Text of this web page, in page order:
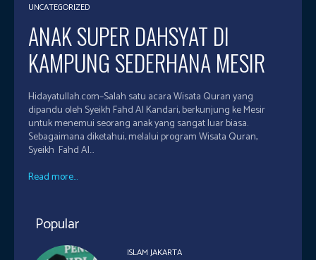
UNCATEGORIZED
ANAK SUPER DAHSYAT DI
KAMPUNG SEDERHANA MESIR
Hidayatullah.com–Salah satu acara Wisata Quran yang
dipandu oleh Syeikh Fahd Al Kandari, berkunjung ke Mesir
untuk menemui seorang anak yang sangat luar biasa.
Sebagaimana diketahui, melalui program Wisata Quran,
Syeikh Fahd Al...
Read more...
Popular
ISLAM JAKARTA